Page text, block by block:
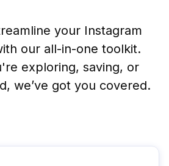
your Instagram
our all-in-one toolkit.
exploring, saving, or
we’ve got you covered.